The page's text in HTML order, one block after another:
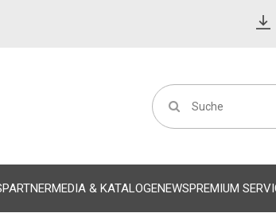
MEDIA & KATALOGENEWSPREMIUM